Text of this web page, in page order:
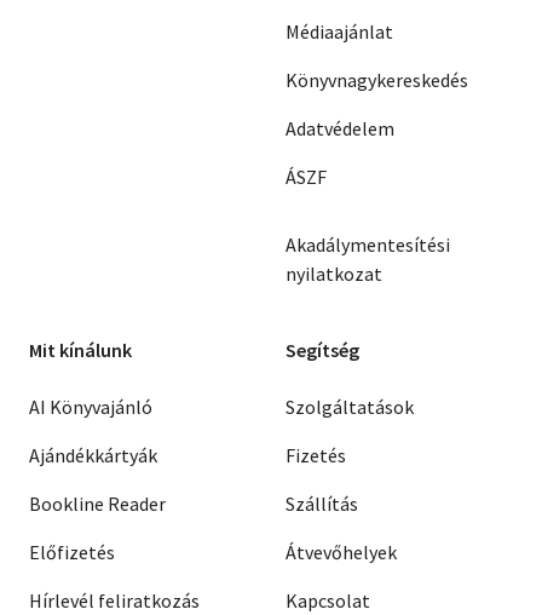
Médiaajánlat
Könyvnagykereskedés
Adatvédelem
ÁSZF
Akadálymentesítési
nyilatkozat
Mit kínálunk
AI Könyvajánló
Ajándékkártyák
Bookline Reader
Előfizetés
Hírlevél feliratkozás
Segítség
Szolgáltatások
Fizetés
Szállítás
Átvevőhelyek
Kapcsolat